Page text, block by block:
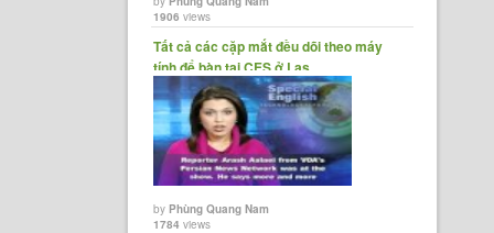
1906 views
Tất cả các cặp mắt đều dõi theo máy
tính để bàn tại CES ở Las......
byPhùng Quang Nam
1784 views